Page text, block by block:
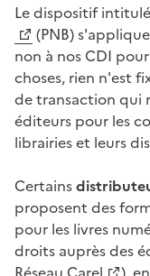
Le dispositif intitulé
(PNB)
non à nos CDI
choses, rien n'est
de transaction qui
éditeurs pour les
librairies et leurs
Certains
proposent des
pour les livres
droits auprès des